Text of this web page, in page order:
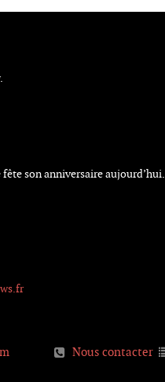
son anniversaire aujourd’hui.
Nous contacter